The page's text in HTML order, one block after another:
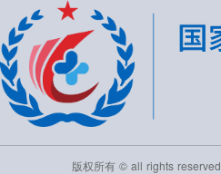
版权所有 © all rights reserved